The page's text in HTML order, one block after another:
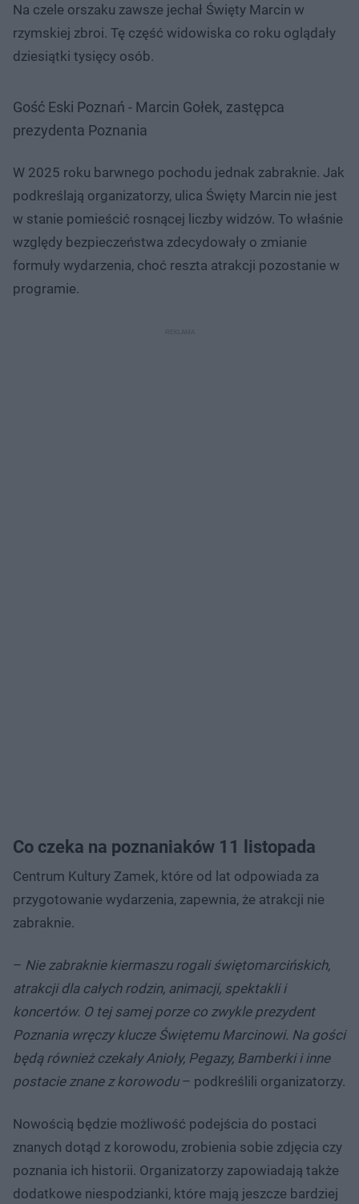
Na czele orszaku zawsze jechał Święty Marcin w
rzymskiej zbroi. Tę część widowiska co roku oglądały
dziesiątki tysięcy osób.
Gość Eski Poznań - Marcin Gołek, zastępca
prezydenta Poznania
W 2025 roku barwnego pochodu jednak zabraknie. Jak
podkreślają organizatorzy, ulica Święty Marcin nie jest
w stanie pomieścić rosnącej liczby widzów. To właśnie
względy bezpieczeństwa zdecydowały o zmianie
formuły wydarzenia, choć reszta atrakcji pozostanie w
programie.
Co czeka na poznaniaków 11 listopada
Centrum Kultury Zamek, które od lat odpowiada za
przygotowanie wydarzenia, zapewnia, że atrakcji nie
zabraknie.
– Nie zabraknie kiermaszu rogali świętomarcińskich,
atrakcji dla całych rodzin, animacji, spektakli i
koncertów. O tej samej porze co zwykle prezydent
Poznania wręczy klucze Świętemu Marcinowi. Na gości
będą również czekały Anioły, Pegazy, Bamberki i inne
postacie znane z korowodu– podkreślili organizatorzy.
Nowością będzie możliwość podejścia do postaci
znanych dotąd z korowodu, zrobienia sobie zdjęcia czy
poznania ich historii. Organizatorzy zapowiadają także
dodatkowe niespodzianki, które mają jeszcze bardziej